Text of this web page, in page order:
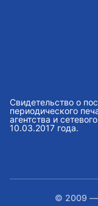
Свидетельство о
периодического
агентства и
10.03.2017 года.
© 2009 —